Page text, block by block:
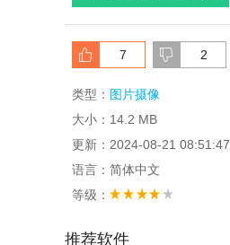
7 2
类型： 图片摄像
大小：14.2 MB
更新：2024-08-21 08:51:47
语言：简体中文
等级：
推荐软件